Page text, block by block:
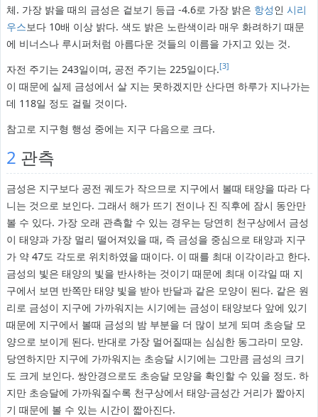
체. 가장 밝을 때의 금성은 겉보기 등급 -4.6로 가장 밝은 항성인 시리
우스보다 10배 이상 밝다. 색도 밝은 노란색이라 매우 화려하기 때문
에 비너스나 루시퍼처럼 아름다운 것들의 이름을 가지고 있는 것.
자전 주기는 243일이며, 공전 주기는 225일이다.[3]
이 때문에 실제 금성에서 살 지는 못하겠지만 산다면 하루가 지나가는
데 118일 정도 걸릴 것이다.
참고로 지구형 행성 중에는 지구 다음으로 크다.
2 관측
금성은 지구보다 공전 궤도가 작으므로 지구에서 볼때 태양을 따라 다
니는 것으로 보인다. 그래서 해가 뜨기 전이나 진 직후에 잠시 동안만
볼 수 있다. 가장 오래 관측할 수 있는 경우는 당연히 천구상에서 금성
이 태양과 가장 멀리 떨어져있을 때, 즉 금성을 중심으로 태양과 지구
가 약 47도 각도로 위치하였을 때이다. 이 때를 최대 이각이라고 한다.
금성의 빛은 태양의 빛을 반사하는 것이기 때문에 최대 이각일 때 지
구에서 보면 반쪽만 태양 빛을 받아 반달과 같은 모양이 된다. 같은 원
리로 금성이 지구에 가까워지는 시기에는 금성이 태양보다 앞에 있기
때문에 지구에서 볼때 금성의 밤 부분을 더 많이 보게 되며 초승달 모
양으로 보이게 된다. 반대로 가장 멀어질때는 심심한 동그라미 모양.
당연하지만 지구에 가까워지는 초승달 시기에는 그만큼 금성의 크기
도 크게 보인다. 쌍안경으로도 초승달 모양을 확인할 수 있을 정도. 하
지만 초승달에 가까워질수록 천구상에서 태양-금성간 거리가 짧아지
기 때문에 볼 수 있는 시간이 짧아진다.